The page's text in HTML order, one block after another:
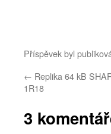
Příspěvek byl
← Replika 64 kB
1R18
3